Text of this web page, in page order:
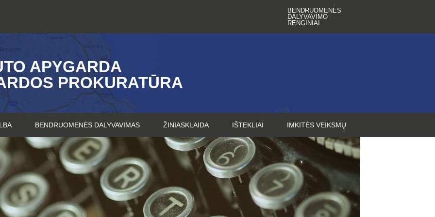
BENDRUOMENĖS
DALYVAVIMO
RENGINIAI
APYGARDA
PROKURATŪRA
BENDRUOMENĖS DALYVAVIMAS ŽINIASKLAIDA IŠTEKLIAI IMKITĖS VEIKSMŲ